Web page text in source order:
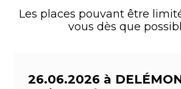
Les places pouvant être
vous dès que
26.06.2026 à